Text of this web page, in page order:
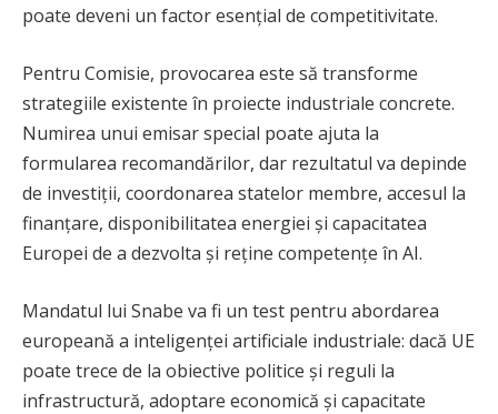
poate deveni un factor esențial de competitivitate.
Pentru Comisie, provocarea este să transforme
strategiile existente în proiecte industriale concrete.
Numirea unui emisar special poate ajuta la
formularea recomandărilor, dar rezultatul va depinde
de investiții, coordonarea statelor membre, accesul la
finanțare, disponibilitatea energiei și capacitatea
Europei de a dezvolta și reține competențe în AI.
Mandatul lui Snabe va fi un test pentru abordarea
europeană a inteligenței artificiale industriale: dacă UE
poate trece de la obiective politice și reguli la
infrastructură, adoptare economică și capacitate